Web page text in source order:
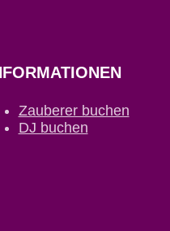
Zauberer buchen
DJ buchen